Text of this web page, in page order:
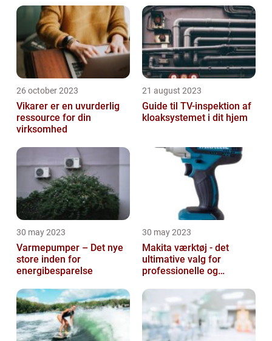
26 october 2023
Vikarer er en uvurderlig
ressource for din
virksomhed
21 august 2023
Guide til TV-inspektion af
kloaksystemet i dit hjem
30 may 2023
Varmepumper – Det nye
store inden for
energibesparelse
30 may 2023
Makita værktøj - det
ultimative valg for
professionelle og
selv'ere